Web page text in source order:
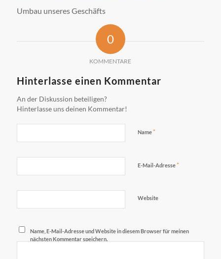
Umbau unseres Geschäfts
0
KOMMENTARE
Hinterlasse einen Kommentar
An der Diskussion beteiligen?
Hinterlasse uns deinen Kommentar!
Name *
E-Mail-Adresse *
Website
Name, E-Mail-Adresse und Website in diesem Browser für meinen
nächsten Kommentar speichern.